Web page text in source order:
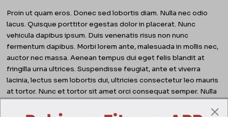
Proin ut quam eros. Donec sed lobortis diam. Nulla nec odio
lacus. Quisque porttitor egestas dolor in placerat. Nunc
vehicula dapibus ipsum. Duis venenatis risus non nunc
fermentum dapibus. Morbi lorem ante, malesuada in mollis nec,
auctor nec massa. Aenean tempus dui eget felis blandit at
fringilla urna ultrices. Suspendisse feugiat, ante et viverra
lacinia, lectus sem lobortis dui, ultricies consectetur leo mauris
at tortor. Nunc et tortor sit amet orci consequat semper. Nulla